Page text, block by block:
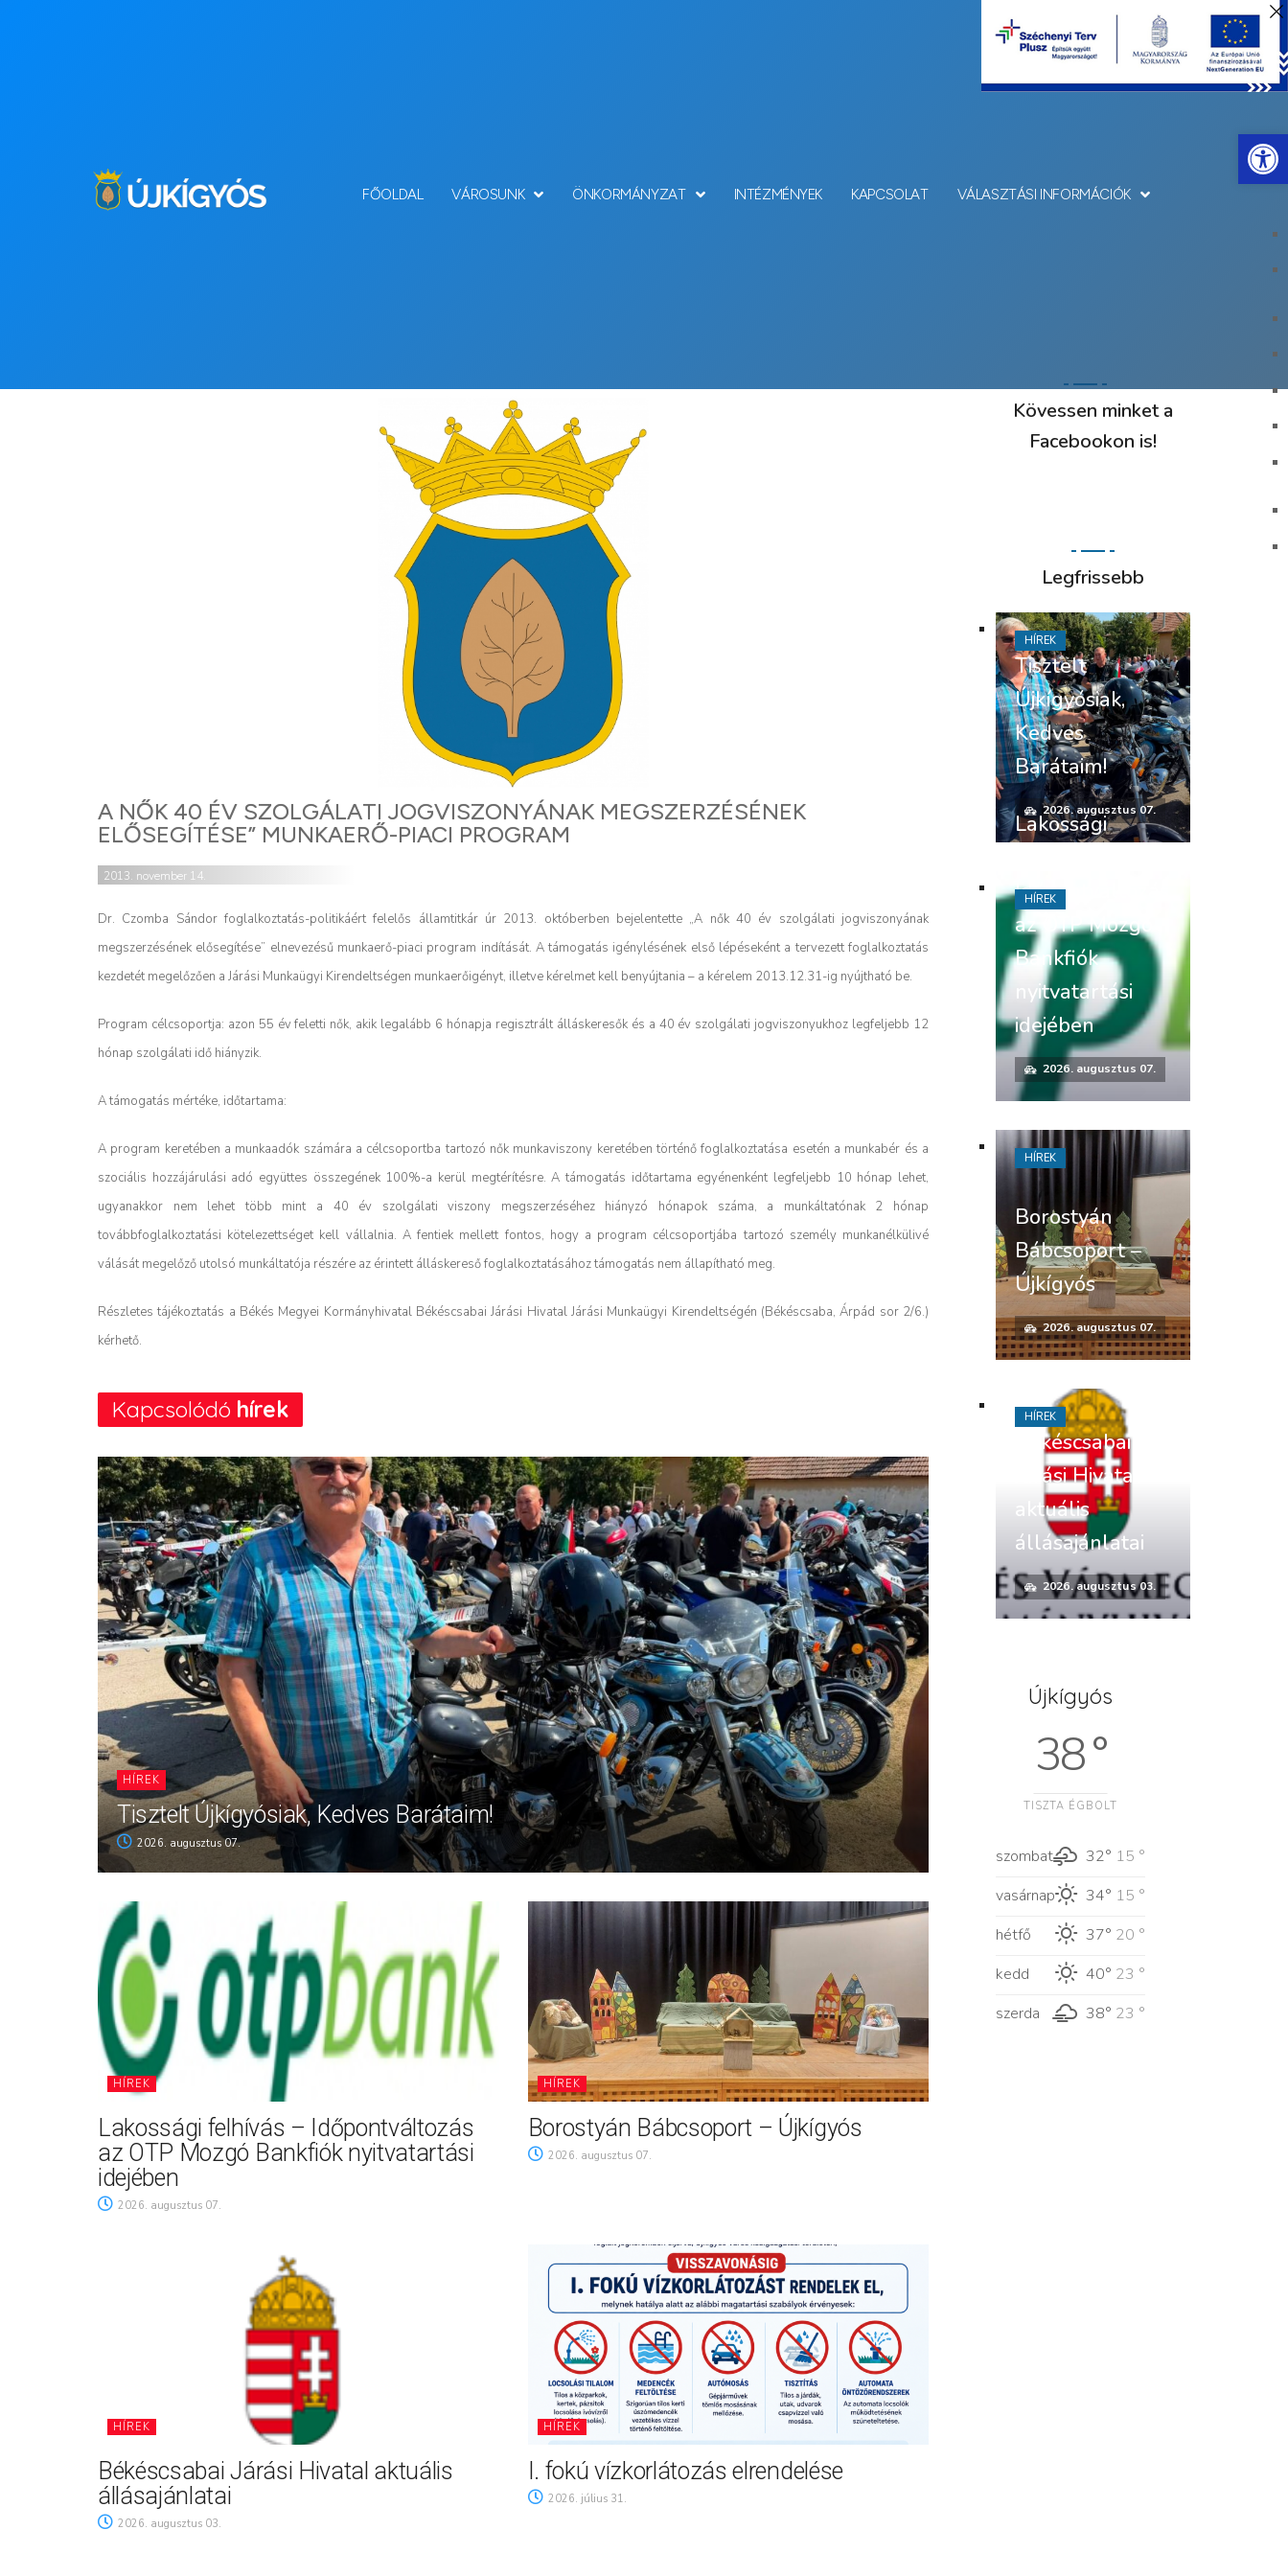
FŐOLDAL VÁROSUNK ÖNKORMÁNYZAT INTÉZMÉNYEK KAPCSOLAT VÁLASZTÁSI INFORMÁCIÓK
A NŐK 40 ÉV SZOLGÁLATI JOGVISZONYÁNAK MEGSZERZÉSÉNEK
ELŐSEGÍTÉSE” MUNKAERŐ-PIACI PROGRAM
2013. november 14.
Dr. Czomba Sándor foglalkoztatás-politikáért felelős államtitkár úr 2013. októberben bejelentette „A nők 40 év szolgálati jogviszonyának
megszerzésének elősegítése” elnevezésű munkaerő-piaci program indítását. A támogatás igénylésének első lépéseként a tervezett foglalkoztatás
kezdetét megelőzően a Járási Munkaügyi Kirendeltségen munkaerőigényt, illetve kérelmet kell benyújtania – a kérelem 2013.12.31-ig nyújtható be.
Program célcsoportja: azon 55 év feletti nők, akik legalább 6 hónapja regisztrált álláskeresők és a 40 év szolgálati jogviszonyukhoz legfeljebb 12
hónap szolgálati idő hiányzik.
A támogatás mértéke, időtartama:
A program keretében a munkaadók számára a célcsoportba tartozó nők munkaviszony keretében történő foglalkoztatása esetén a munkabér és a
szociális hozzájárulási adó együttes összegének 100%-a kerül megtérítésre. A támogatás időtartama egyénenként legfeljebb 10 hónap lehet,
ugyanakkor nem lehet több mint a 40 év szolgálati viszony megszerzéséhez hiányzó hónapok száma, a munkáltatónak 2 hónap
továbbfoglalkoztatási kötelezettséget kell vállalnia. A fentiek mellett fontos, hogy a program célcsoportjába tartozó személy munkanélkülivé
válását megelőző utolsó munkáltatója részére az érintett álláskereső foglalkoztatásához támogatás nem állapítható meg.
Részletes tájékoztatás a Békés Megyei Kormányhivatal Békéscsabai Járási Hivatal Járási Munkaügyi Kirendeltségén (Békéscsaba, Árpád sor 2/6.)
kérhető.
Kapcsolódó hírek
HÍREK
Tisztelt Újkígyósiak, Kedves Barátaim!
2026. augusztus 07.
HÍREK
Lakossági felhívás – Időpontváltozás
az OTP Mozgó Bankfiók nyitvatartási
idejében
2026. augusztus 07.
HÍREK
Borostyán Bábcsoport – Újkígyós
2026. augusztus 07.
HÍREK
Békéscsabai Járási Hivatal aktuális
állásajánlatai
2026. augusztus 03.
HÍREK
I. fokú vízkorlátozás elrendelése
2026. július 31.
Kövessen minket a
Facebookon is!
Legfrissebb
Tisztelt
Újkígyósiak,
Kedves
Barátaim!
2026. augusztus 07.
HÍREK
Lakossági
Időpontváltozás
az OTP Mozgó
Bankfiók
nyitvatartási
idejében
2026. augusztus 07.
HÍREK
Borostyán
Bábcsoport –
Újkígyós
2026. augusztus 07.
HÍREK
Békéscsabai
Járási Hivatal
aktuális
állásajánlatai
2026. augusztus 03.
HÍREK
Újkígyós
38 °
TISZTA ÉGBOLT
szombat 32° 15 °
vasárnap
34° 15 °
hétfő
37° 20 °
kedd
40° 23 °
szerda
38° 23 °